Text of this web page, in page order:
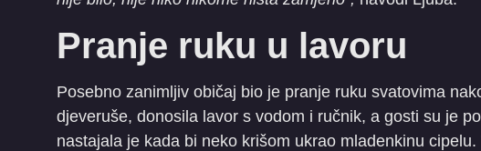
Pranje ruku u lavoru
Posebno zanimljiv običaj bio je pranje ruku svatovima
djeveruše, donosila lavor s vodom i ručnik, a gosti su je
nastajala je kada bi neko krišom ukrao mladenkinu